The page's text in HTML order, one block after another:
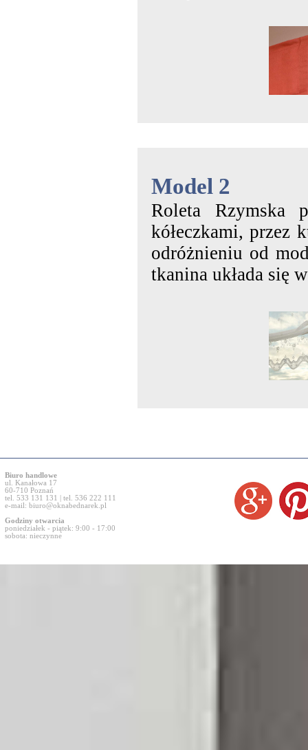
Model 2
Roleta Rzymska
kółeczkami, przez
odróżnieniu od
tkanina układa się
Biuro handlowe
ul. Kanałowa 17
60-710 Poznań
tel. 533 131 131 | tel. 536 222 111
e-mail: biuro@oknabednarek.pl
Godziny otwarcia
poniedziałek - piątek: 9:00 - 17:00
sobota: nieczynne